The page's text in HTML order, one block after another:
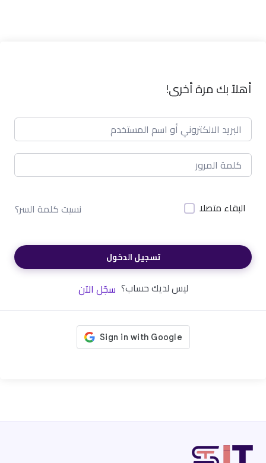
أهلاً بك مرة أخرى!
البقاء متصلا نسيت كلمة السر؟
تسجيل الدخول
ليس لديك حساب؟ سجّل الآن